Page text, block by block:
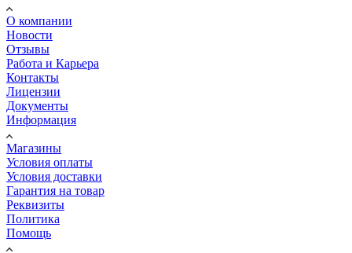
О компании
Новости
Отзывы
Работа и Карьера
Контакты
Лицензии
Документы
Информация
Магазины
Условия оплаты
Условия доставки
Гарантия на товар
Реквизиты
Политика
Помощь